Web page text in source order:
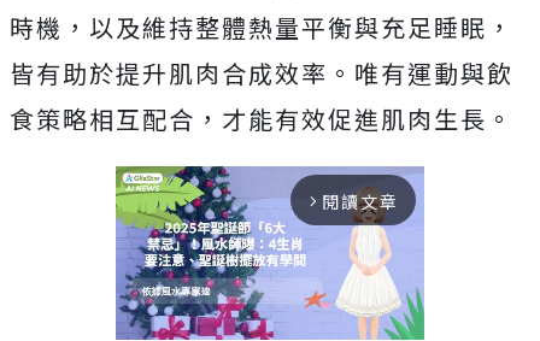
時機，以及維持整體熱量平衡與充足睡眠，
皆有助於提升肌肉合成效率。唯有運動與飲
食策略相互配合，才能有效促進肌肉生長。
arrow_forward_ios 閱讀文章